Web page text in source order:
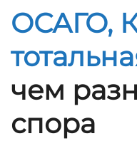
ОСАГО,
чем
спора